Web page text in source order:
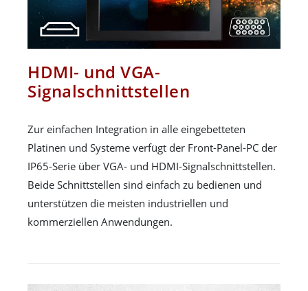
HDMI- und VGA-
Signalschnittstellen
Zur einfachen Integration in alle eingebetteten
Platinen und Systeme verfügt der Front-Panel-PC der
IP65-Serie über VGA- und HDMI-Signalschnittstellen.
Beide Schnittstellen sind einfach zu bedienen und
unterstützen die meisten industriellen und
kommerziellen Anwendungen.